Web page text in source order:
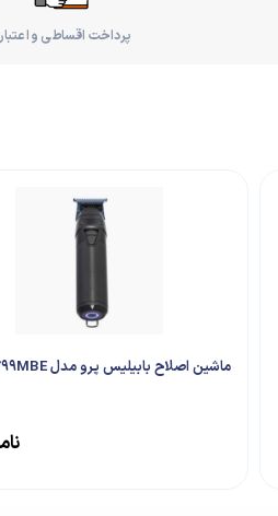
پرداخت اقساطی و
ماشین اصلاح بابیلیس پرو مدل FX799MBE